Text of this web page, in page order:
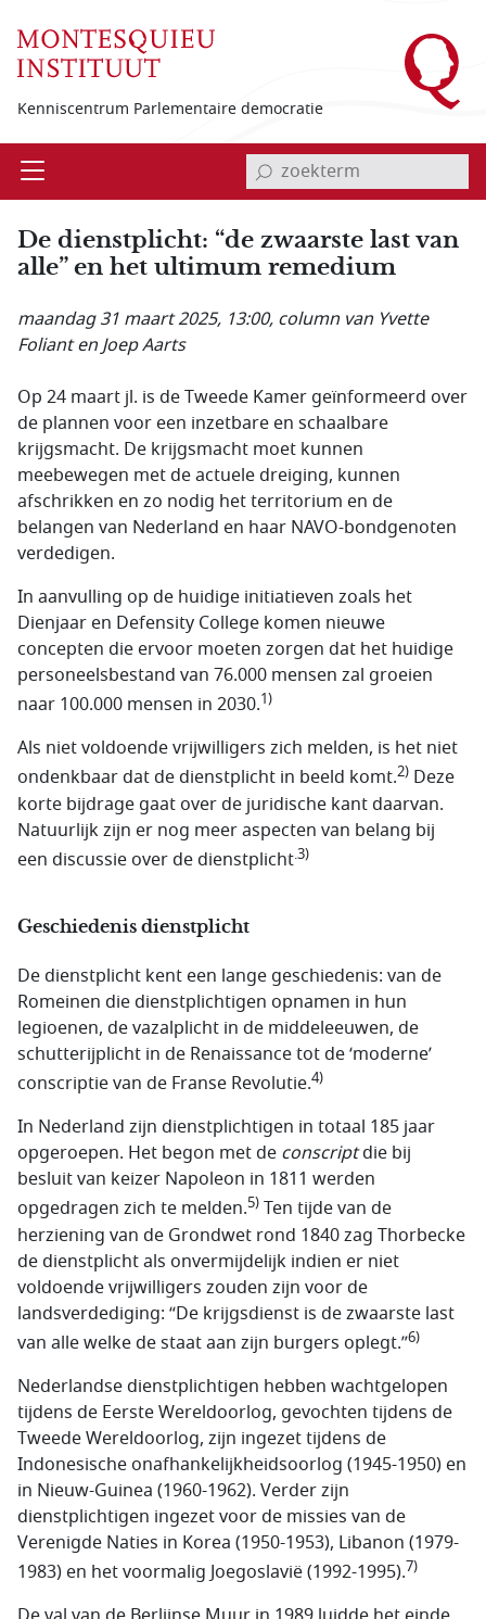
Kenniscentrum Parlementaire democratie
Open invoerveld zoekterm
De dienstplicht: “de zwaarste last van
alle” en het ultimum remedium
maandag 31 maart 2025, 13:00, column van Yvette
Foliant en Joep Aarts
Op 24 maart jl. is de Tweede Kamer geïnformeerd over
de plannen voor een inzetbare en schaalbare
krijgsmacht. De krijgsmacht moet kunnen
meebewegen met de actuele dreiging, kunnen
afschrikken en zo nodig het territorium en de
belangen van Nederland en haar NAVO-bondgenoten
verdedigen.
In aanvulling op de huidige initiatieven zoals het
Dienjaar en Defensity College komen nieuwe
concepten die ervoor moeten zorgen dat het huidige
personeelsbestand van 76.000 mensen zal groeien
naar 100.000 mensen in 2030.1)
Als niet voldoende vrijwilligers zich melden, is het niet
ondenkbaar dat de dienstplicht in beeld komt.2) Deze
korte bijdrage gaat over de juridische kant daarvan.
Natuurlijk zijn er nog meer aspecten van belang bij
een discussie over de dienstplicht.3)
Geschiedenis dienstplicht
De dienstplicht kent een lange geschiedenis: van de
Romeinen die dienstplichtigen opnamen in hun
legioenen, de vazalplicht in de middeleeuwen, de
schutterijplicht in de Renaissance tot de ‘moderne’
conscriptie van de Franse Revolutie.4)
In Nederland zijn dienstplichtigen in totaal 185 jaar
opgeroepen. Het begon met de conscriptdie bij
besluit van keizer Napoleon in 1811 werden
opgedragen zich te melden.5) Ten tijde van de
herziening van de Grondwet rond 1840 zag Thorbecke
de dienstplicht als onvermijdelijk indien er niet
voldoende vrijwilligers zouden zijn voor de
landsverdediging: “De krijgsdienst is de zwaarste last
van alle welke de staat aan zijn burgers oplegt.”6)
Nederlandse dienstplichtigen hebben wachtgelopen
tijdens de Eerste Wereldoorlog, gevochten tijdens de
Tweede Wereldoorlog, zijn ingezet tijdens de
Indonesische onafhankelijkheidsoorlog (1945-1950) en
in Nieuw-Guinea (1960-1962). Verder zijn
dienstplichtigen ingezet voor de missies van de
Verenigde Naties in Korea (1950-1953), Libanon (1979-
1983) en het voormalig Joegoslavië (1992-1995).7)